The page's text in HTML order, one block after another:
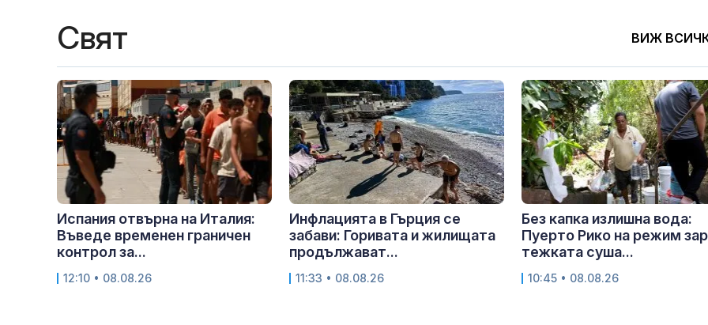
Свят ВИЖ
Испания отвърна на Италия:
Въведе временен граничен
контрол за...
12:10 • 08.08.26
Инфлацията в Гърция се
забави: Горивата и жилищата
продължават...
11:33 • 08.08.26
Без капка излишна вода:
Пуерто Рико на режим
тежката суша...
10:45 • 08.08.26